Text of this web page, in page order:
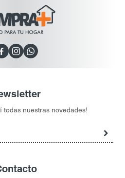
  
todas nuestras novedades!